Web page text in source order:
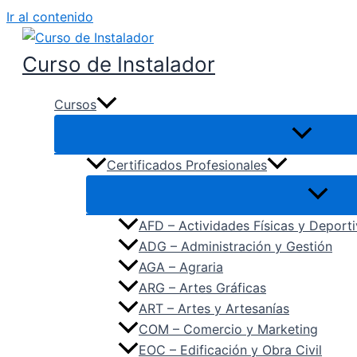
Ir al contenido
Curso de Instalador
Cursos
Certificados Profesionales
AFD – Actividades Físicas y
ADG – Administración y Gestión
AGA – Agraria
ARG – Artes Gráficas
ART – Artes y Artesanías
COM – Comercio y Marketing
EOC – Edificación y Obra Civil